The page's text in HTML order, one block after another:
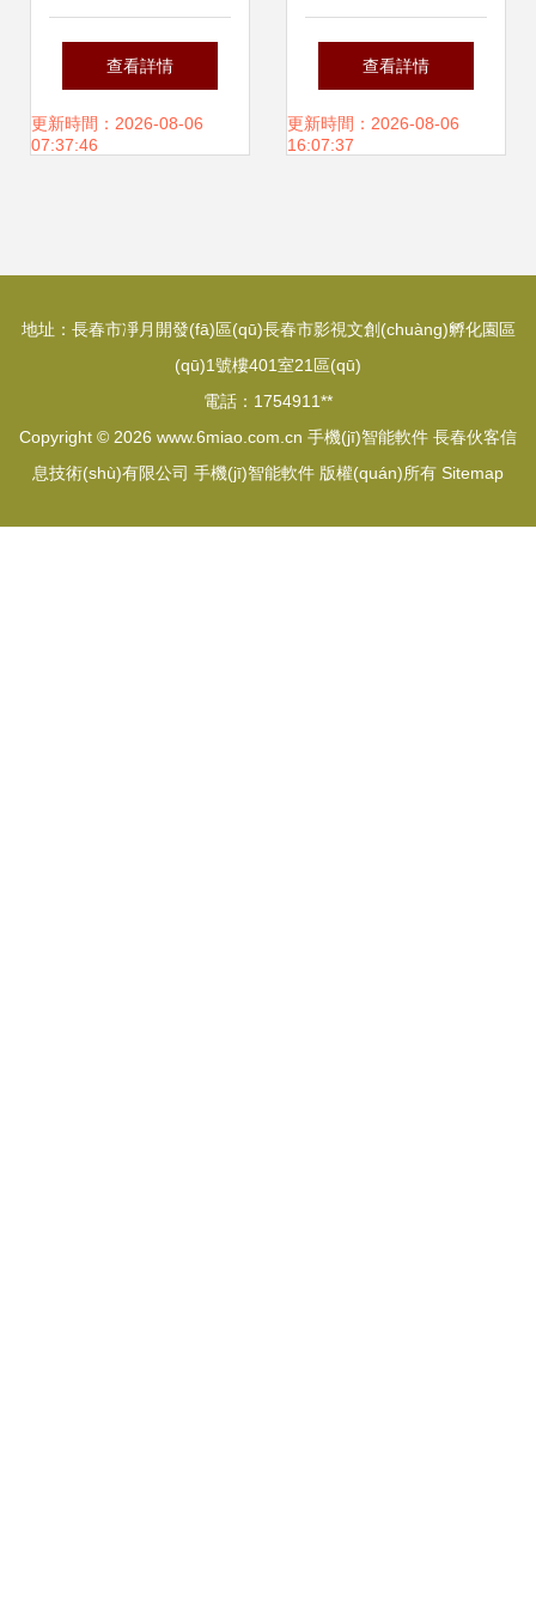
架新時代的營銷利
器
查看詳情
更新時間：2026-08-06
07:37:46
換工廠 通信技術
(shù)革新與應
查看詳情
更新時間：2026-08-06
16:07:37
地址：長春市凈月開發(fā)區(qū)長春市影視文創(chuàng)孵化園區
(qū)1號樓401室21區(qū)
電話：1754911**
Copyright © 2026 www.6miao.com.cn 手機(jī)智能軟件 長春伙客信
息技術(shù)有限公司 手機(jī)智能軟件 版權(quán)所有 Sitemap